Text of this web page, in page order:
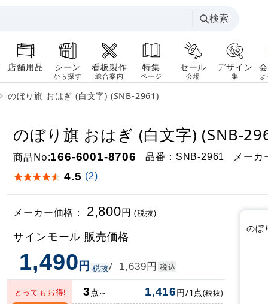
検索
店舗用品 シーン
から探す
看板製作
総合案内
特集
ページ
セール
会場
デザイン
集 よ
のぼり旗 おはぎ (白文字) (SNB-2961)
のぼり旗 おはぎ (白文字) (SNB-
商品No:166-6001-8706 品番： SNB-2961 メーカ
4.5 (2)
メーカー価格： 2,800円(税抜)
サインモール 販売価格
1,490円 税抜/ 1,639円 税込
とってもお得! 3点～ 1,416円/1点(税抜)
のぼ